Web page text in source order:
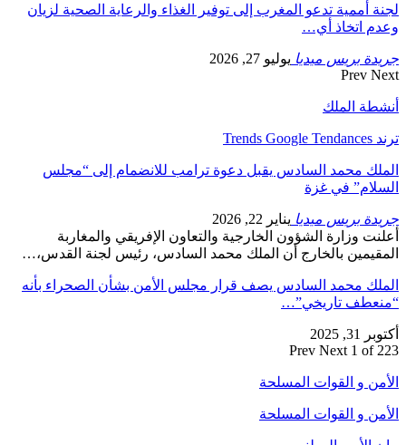
لجنة أممية تدعو المغرب إلى توفير الغذاء والرعاية الصحية لزيان
وعدم اتخاذ أي…
جريدة بريس ميديا يوليو 27, 2026
Prev Next
أنشطة الملك
ترند Trends Google Tendances
الملك محمد السادس يقبل دعوة ترامب للانضمام إلى “مجلس
السلام” في غزة
جريدة بريس ميديا يناير 22, 2026
أعلنت وزارة الشؤون الخارجية والتعاون الإفريقي والمغاربة
المقيمين بالخارج أن الملك محمد السادس، رئيس لجنة القدس،…
الملك محمد السادس يصف قرار مجلس الأمن بشأن الصحراء بأنه
“منعطف تاريخي”…
أكتوبر 31, 2025
Prev Next 1 of 223
الأمن و القوات المسلحة
الأمن و القوات المسلحة